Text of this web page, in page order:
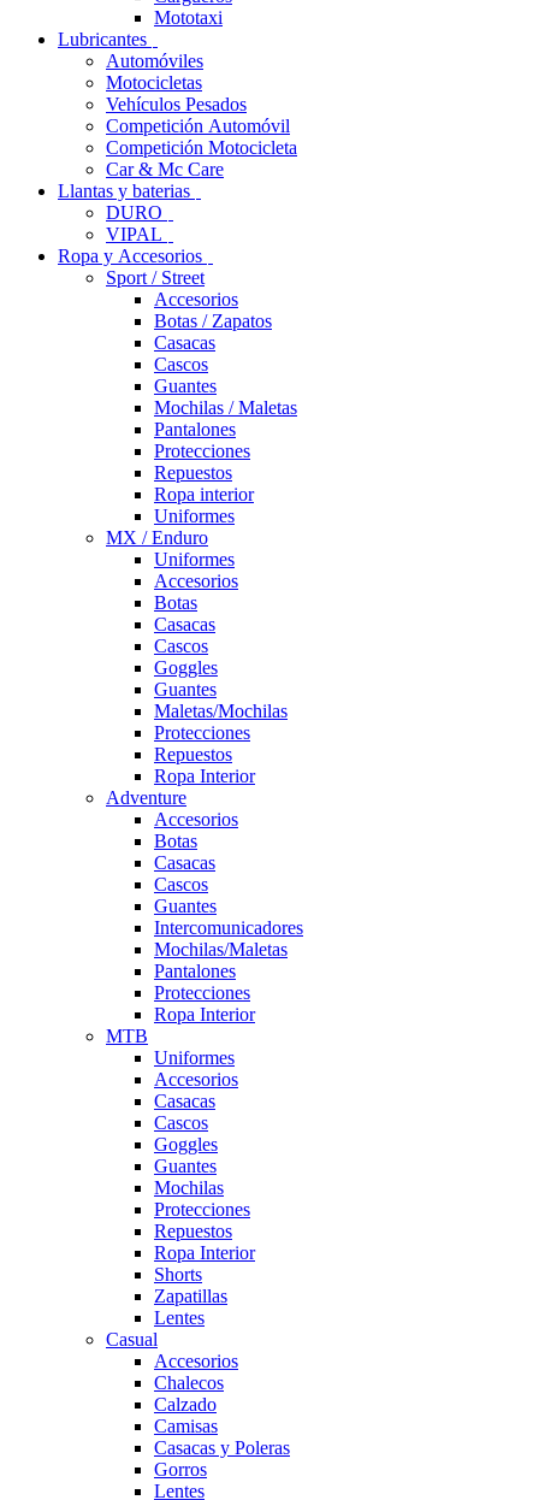
Mototaxi
Lubricantes
Automóviles
Motocicletas
Vehículos Pesados
Competición Automóvil
Competición Motocicleta
Car & Mc Care
Llantas y baterias
DURO
VIPAL
Ropa y Accesorios
Sport / Street
Accesorios
Botas / Zapatos
Casacas
Cascos
Guantes
Mochilas / Maletas
Pantalones
Protecciones
Repuestos
Ropa interior
Uniformes
MX / Enduro
Uniformes
Accesorios
Botas
Casacas
Cascos
Goggles
Guantes
Maletas/Mochilas
Protecciones
Repuestos
Ropa Interior
Adventure
Accesorios
Botas
Casacas
Cascos
Guantes
Intercomunicadores
Mochilas/Maletas
Pantalones
Protecciones
Ropa Interior
MTB
Uniformes
Accesorios
Casacas
Cascos
Goggles
Guantes
Mochilas
Protecciones
Repuestos
Ropa Interior
Shorts
Zapatillas
Lentes
Casual
Accesorios
Chalecos
Calzado
Camisas
Casacas y Poleras
Gorros
Lentes